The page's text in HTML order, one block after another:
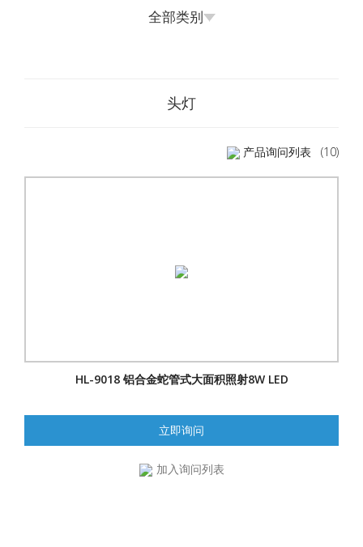
全部类别
头灯
产品询问列表 (10)
HL-9018 铝合金蛇管式大面积照射8W LED
立即询问
加入询问列表